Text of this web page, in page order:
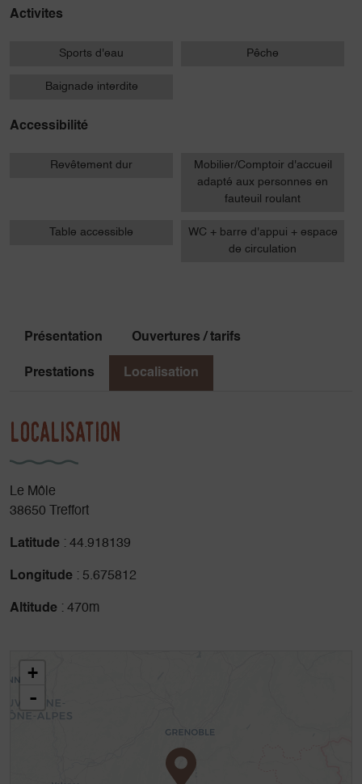
Activites
Sports d'eau Pêche
Baignade interdite
Accessibilité
Revêtement dur
Mobilier/Comptoir d'accueil
adapté aux personnes en
fauteuil roulant
Table accessible
WC + barre d'appui + espace
de circulation
Présentation Ouvertures / tarifs
Prestations Localisation
Localisation
Le Môle
38650 Treffort
Latitude : 44.918139
Longitude : 5.675812
Altitude : 470m
+
-